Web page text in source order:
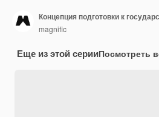
Концепция подготовки к
magnific
Еще из этой серииПосмотреть